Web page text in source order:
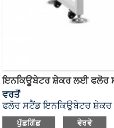
ਇਨਕਿਊਬੇਟਰ ਸ਼ੇਕਰ ਲਈ ਫਲੋਰ
ਵਰਤੋਂ
ਫਲੋਰ ਸਟੈਂਡ ਇਨਕਿਊਬੇਟਰ ਸ਼ੇਕਰ
ਸੁਵਿਧਾਜਨਕ ਸੰਚਾਲਨ ਲਈ
ਪੁੱਛਗਿੱਛ ਵੇਰਵੇ